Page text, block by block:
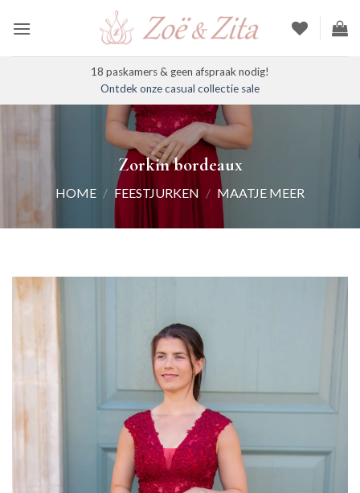
naar
18 paskamers & geen afspraak nodig!
Ontdek onze casual collectie sale
Zorkin bordeaux
HOME / FEESTJURKEN / MAATJE MEER